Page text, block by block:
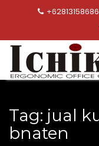
Tag: jual
bnaten